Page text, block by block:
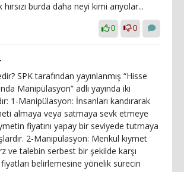
burda daha neyi kimi arıyolar...
0 0
SPK tarafından yayınlanmış “Hisse
Manipülasyon” adlı yayında iki
1-Manipülasyon: İnsanları kandırarak
almaya veya satmaya sevk etmeye
fiyatını yapay bir seviyede tutmaya
2-Manipülasyon: Menkul kıymet
ve talebin serbest bir şekilde karşı
belirlemesine yönelik sürecin